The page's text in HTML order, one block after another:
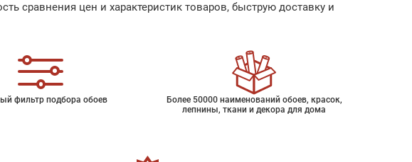
сравнения цен и характеристик товаров, быструю доставку и
фильтр подбора обоев
Более 50000 наименований обоев, красок,
лепнины, ткани и декора для дома